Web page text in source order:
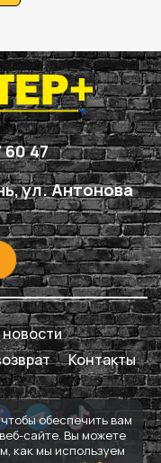
60 47
ул. Антонова
Контакты
обеспечить вам
сайте. Вы можете
как мы используем